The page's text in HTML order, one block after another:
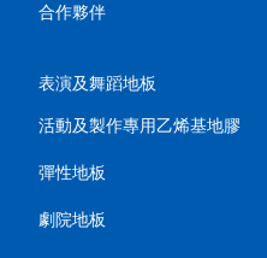
合作夥伴
表演及舞蹈地板
活動及製作專用乙烯基地膠
彈性地板
劇院地板